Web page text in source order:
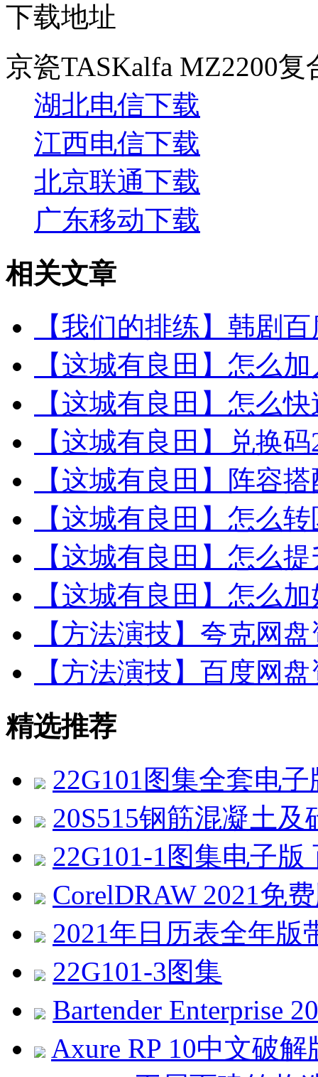
下载地址
京瓷TASKalfa MZ2200
湖北电信下载
江西电信下载
北京联通下载
广东移动下载
相关文章
【我们的排练】韩剧
【这城有良田】怎么
【这城有良田】怎么
【这城有良田】兑换
【这城有良田】阵容
【这城有良田】怎么
【这城有良田】怎么
【这城有良田】怎么
【方法演技】夸克网
【方法演技】百度网
精选推荐
22G101图集全套电
20S515钢筋混凝土
22G101-1图集电子版
CorelDRAW 2021免
2021年日历表全年版
22G101-3图集
Bartender Enterprise
Axure RP 10中文破解